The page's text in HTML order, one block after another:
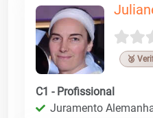
🥉
C1 - Profissional
Juramento